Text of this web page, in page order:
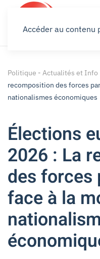
Accéder au contenu
Politique - Actualités et Info
recomposition des forces
nationalismes économiques
Élections
2026 : La
des forces
face à la